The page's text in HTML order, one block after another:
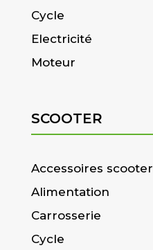
Cycle
Electricité
Moteur
SCOOTER
Accessoires scooter
Alimentation
Carrosserie
Cycle